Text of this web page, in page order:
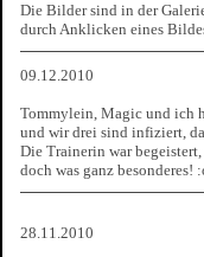
Die Bilder sind in der
durch Anklicken eines
09.12.2010
Tommylein, Magic und ich
und wir drei sind infiziert,
Die Trainerin war
doch was ganz besonderes!
28.11.2010